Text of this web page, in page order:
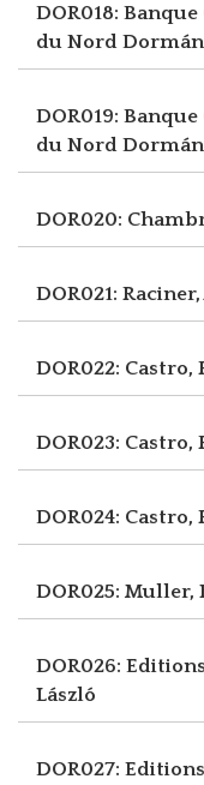
DOR018:
du Nord
DOR019:
du Nord
DOR020:
DOR021:
DOR022: Castro,
DOR023: Castro,
DOR024: Castro,
DOR025: Muller,
DOR026:
László
DOR027: